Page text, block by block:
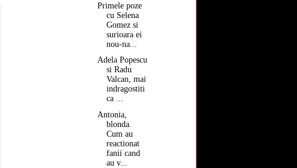
Primele poze
cu Selena
Gomez si
surioara ei
nou-na...
Adela Popescu
si Radu
Valcan, mai
indragostiti
ca ...
Antonia,
blonda.
Cum au
reactionat
fanii cand
au v...